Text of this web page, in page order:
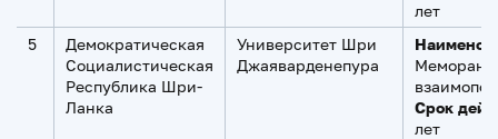
лет
5
Демократическая
Социалистическая
Республика Шри-
Ланка
Университет Шри
Джаяварденепура
Срок
лет